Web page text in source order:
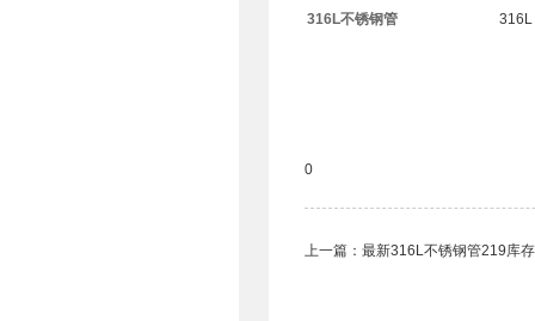
316L不锈钢管
316L
0
上一篇： 最新316L不锈钢管219库存